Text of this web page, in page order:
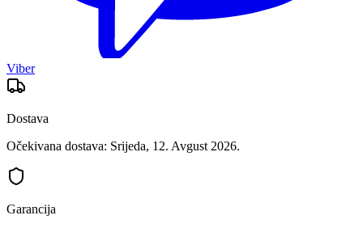
Viber
Dostava
Očekivana dostava: Srijeda, 12. Avgust 2026.
Garancija